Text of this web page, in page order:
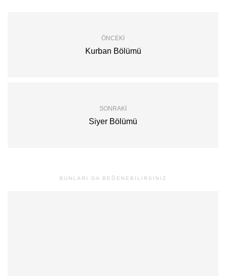
ÖNCEKI
Kurban Bölümü
SONRAKI
Siyer Bölümü
BUNLARI DA BEĞENEBILIRSINIZ